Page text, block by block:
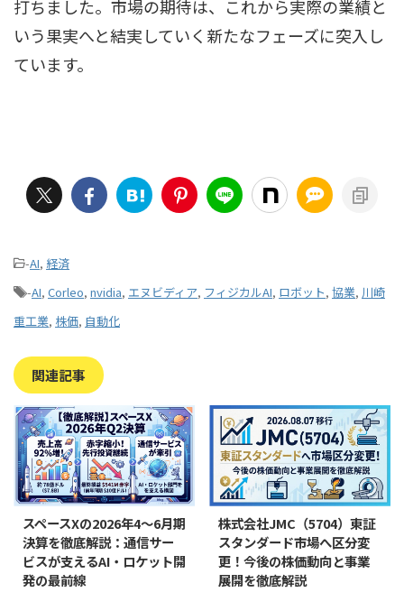
打ちました。市場の期待は、これから実際の業績と
いう果実へと結実していく新たなフェーズに突入し
ています。
-AI, 経済
-AI, Corleo, nvidia, エヌビディア, フィジカルAI, ロボット, 協業, 川崎
重工業, 株価, 自動化
関連記事
スペースXの2026年4〜6月期
決算を徹底解説：通信サー
ビスが支えるAI・ロケット開
発の最前線
株式会社JMC（5704）東証
スタンダード市場へ区分変
更！今後の株価動向と事業
展開を徹底解説